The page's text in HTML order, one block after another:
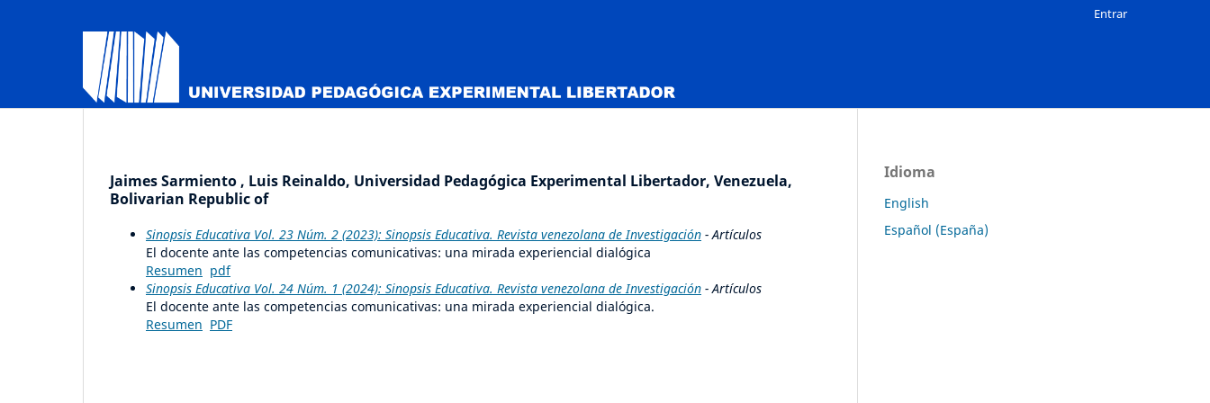
Entrar
Jaimes Sarmiento , Luis Reinaldo, Universidad Pedagógica Experimental Libertador, Venezuela,
Bolivarian Republic of
Sinopsis Educativa Vol. 23 Núm. 2 (2023): Sinopsis Educativa. Revista venezolana de Investigación - Artículos
El docente ante las competencias comunicativas: una mirada experiencial dialógica
Resumen pdf
Sinopsis Educativa Vol. 24 Núm. 1 (2024): Sinopsis Educativa. Revista venezolana de Investigación - Artículos
El docente ante las competencias comunicativas: una mirada experiencial dialógica.
Resumen PDF
Idioma
English
Español (España)